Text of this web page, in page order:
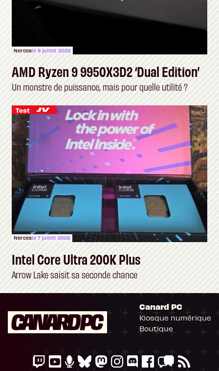
Nercesle 8 juillet 2026
AMD Ryzen 9 9950X3D2 ‘Dual Edition’
Un monstre de puissance, mais pour quelle utilité ?
Test
Nercesle 7 juillet 2026
Intel Core Ultra 200K Plus
Arrow Lake saisit sa seconde chance
Canard PC
Kiosque numérique
Boutique